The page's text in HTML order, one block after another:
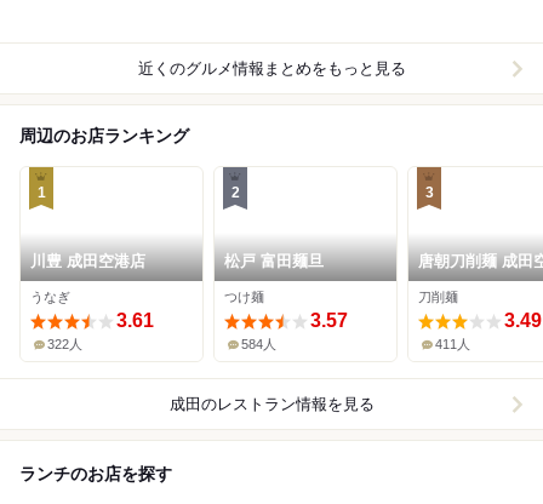
近くのグルメ情報まとめをもっと見る
周辺のお店ランキング
1
川豊 成田空港店
うなぎ
3.61
322人
2
松戸 富田麺旦
つけ麺
3.57
584人
3
唐朝刀削麺 成田
店
刀削麺
3.49
411人
成田 のレストラン情報を見る
ランチのお店を探す